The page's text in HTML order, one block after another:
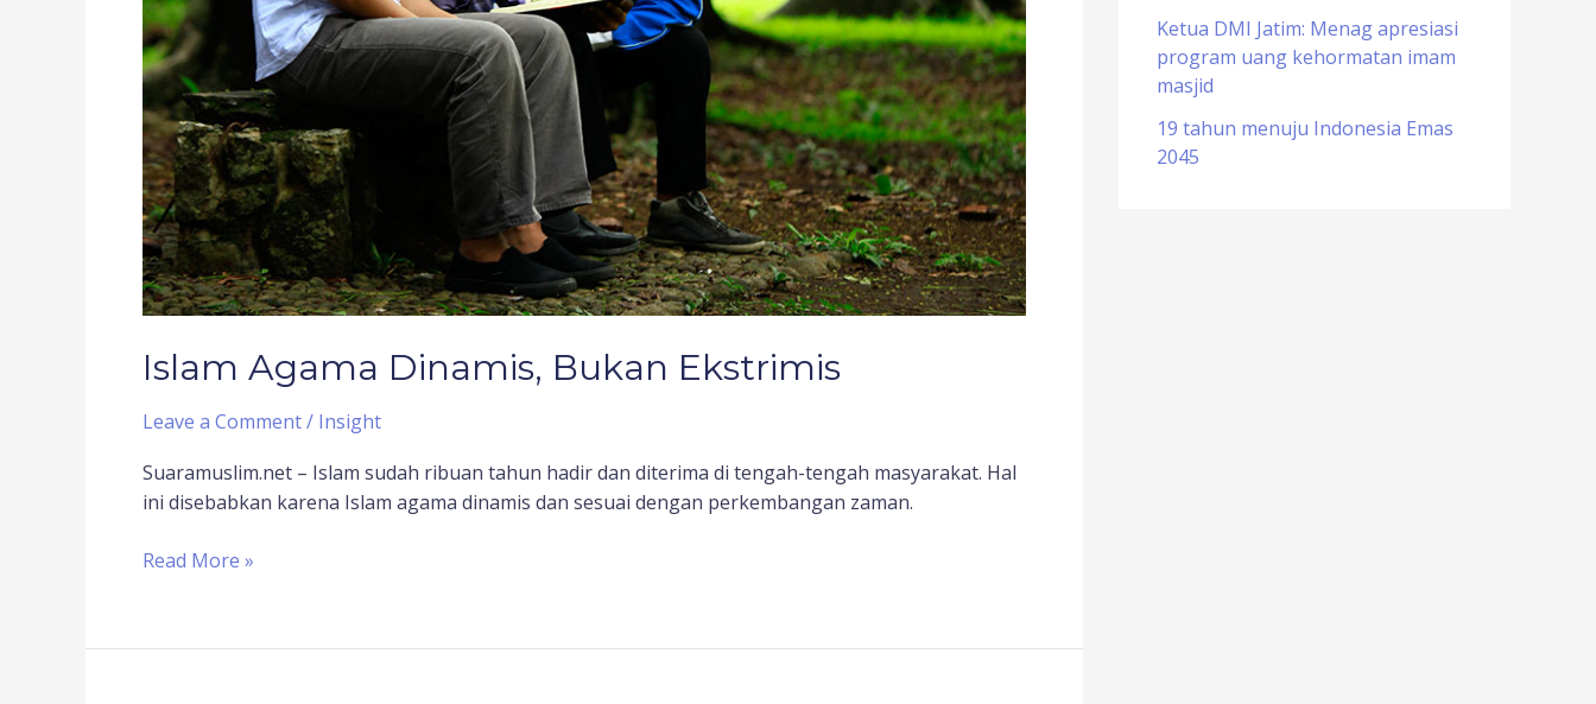
Islam Agama Dinamis, Bukan Ekstrimis
Leave a Comment/ Insight
Suaramuslim.net – Islam sudah ribuan tahun hadir dan diterima di tengah-tengah masyarakat. Hal
ini disebabkan karena Islam agama dinamis dan sesuai dengan perkembangan zaman.
Read More »
Ketua DMI Jatim: Menag apresiasi
program uang kehormatan imam
masjid
19 tahun menuju Indonesia Emas
2045